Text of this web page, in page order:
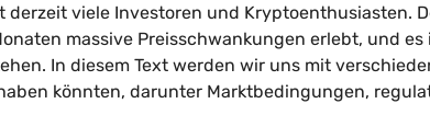
viele Investoren und Kryptoenthusiasten.
massive Preisschwankungen erlebt, und es
In diesem Text werden wir uns mit
könnten, darunter Marktbedingungen,